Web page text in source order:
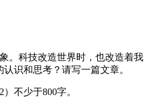
。科技改造世界时，也改造着我
识和思考？请写一篇文章。
不少于800字。